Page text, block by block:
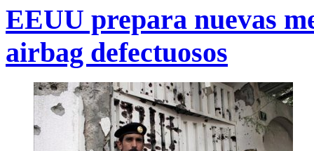
EEUU prepara nuevas
airbag defectuosos